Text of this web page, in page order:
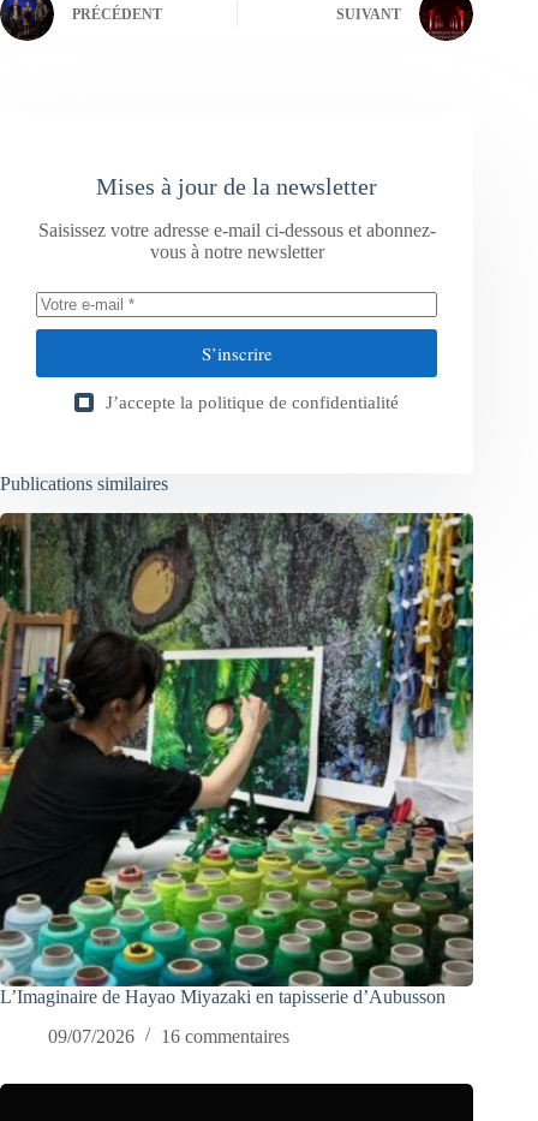
PRÉCÉDENT SUIVANT
Mises à jour de la newsletter
Saisissez votre adresse e-mail ci-dessous et abonnez-
vous à notre newsletter
S’inscrire
J’accepte la politique de confidentialité
Publications similaires
L’Imaginaire de Hayao Miyazaki en tapisserie d’Aubusson
09/07/2026
16 commentaires